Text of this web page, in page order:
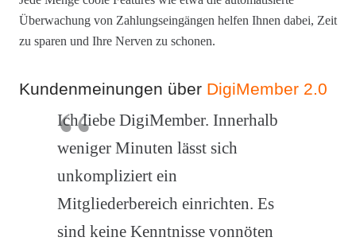
Überwachung von Zahlungseingängen helfen Ihnen dabei, Zeit
zu sparen und Ihre Nerven zu schonen.
Kundenmeinungen über DigiMember 2.0
Ich liebe DigiMember. Innerhalb
weniger Minuten lässt sich
unkompliziert ein
Mitgliederbereich einrichten. Es
sind keine Kenntnisse vonnöten